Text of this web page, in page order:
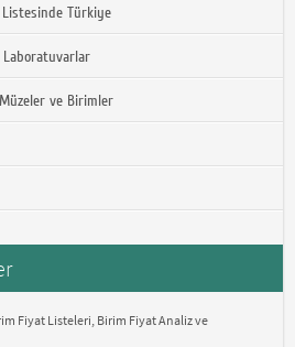
Listesinde Türkiye
Laboratuvarlar
ve Birimler
Fiyat Listeleri, Birim Fiyat Analiz ve